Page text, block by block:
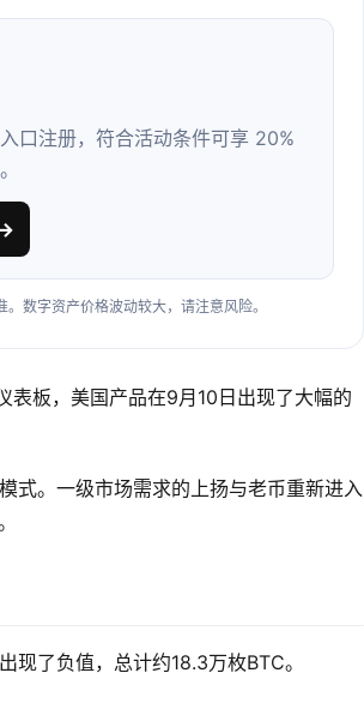
口注册，符合活动条件可享 20%
→
数字资产价格波动较大，请注意风险。
表板，美国产品在9月10日出现了大幅的
式。一级市场需求的上扬与老币重新进入
了负值，总计约18.3万枚BTC。